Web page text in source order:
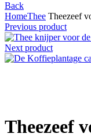
Back
HomeThee Theezeef
Previous product
Next product
Theezeef